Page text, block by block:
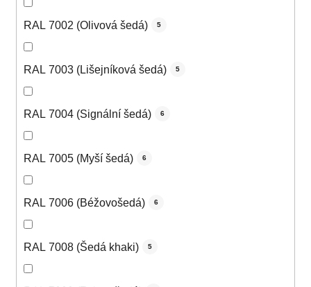
RAL 7002 (Olivová šedá) 5
RAL 7003 (Lišejníková šedá) 5
RAL 7004 (Signální šedá) 6
RAL 7005 (Myší šedá) 6
RAL 7006 (Béžovošedá) 6
RAL 7008 (Šedá khaki) 5